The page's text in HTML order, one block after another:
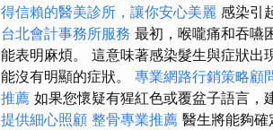
得信賴的醫美診所，讓你安心美麗 感染引
台北會計事務所服務 最初，喉嚨痛和吞嚥
能表明麻煩。 這意味著感染髮生與症狀出
能沒有明顯的症狀。 專業網路行銷策略顧
推薦 如果您懷疑有猩紅色或覆盆子語言，
提供細心照顧 整骨專業推薦 醫生將能夠確